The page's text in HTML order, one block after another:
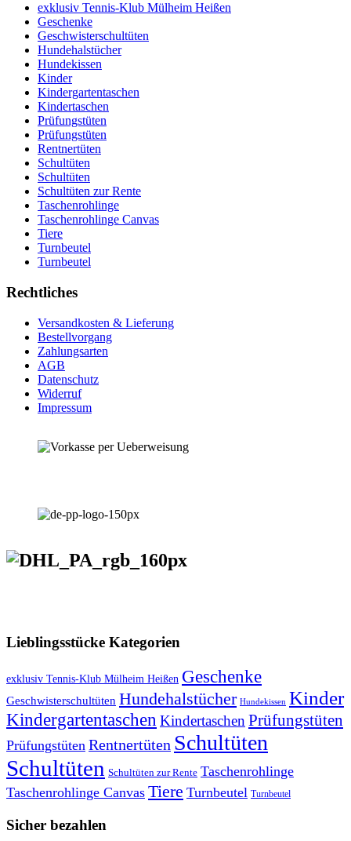
exklusiv Tennis-Klub Mülheim Heißen
Geschenke
Geschwisterschultüten
Hundehalstücher
Hundekissen
Kinder
Kindergartentaschen
Kindertaschen
Prüfungstüten
Prüfungstüten
Rentnertüten
Schultüten
Schultüten
Schultüten zur Rente
Taschenrohlinge
Taschenrohlinge Canvas
Tiere
Turnbeutel
Turnbeutel
Rechtliches
Versandkosten & Lieferung
Bestellvorgang
Zahlungsarten
AGB
Datenschutz
Widerruf
Impressum
Lieblingsstücke Kategorien
exklusiv Tennis-Klub Mülheim Heißen Geschenke
Geschwisterschultüten Hundehalstücher Hundekissen Kinder
Kindergartentaschen Kindertaschen Prüfungstüten
Prüfungstüten Rentnertüten Schultüten
Schultüten Schultüten zur Rente Taschenrohlinge
Taschenrohlinge Canvas Tiere Turnbeutel Turnbeutel
Sicher bezahlen